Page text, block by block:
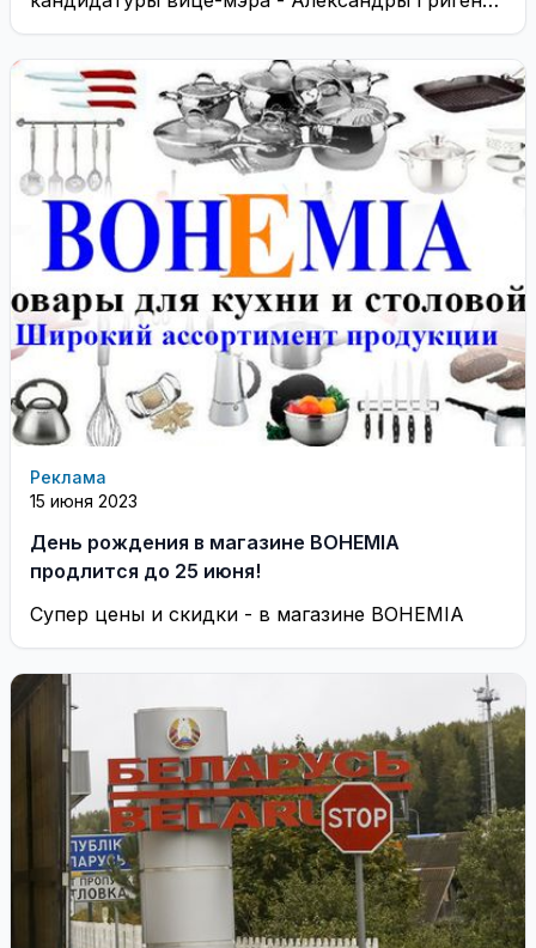
был снят с повестки дня
Реклама
15 июня 2023
День рождения в магазине BOHEMIA
продлится до 25 июня!
Супер цены и скидки - в магазине BOHEMIA